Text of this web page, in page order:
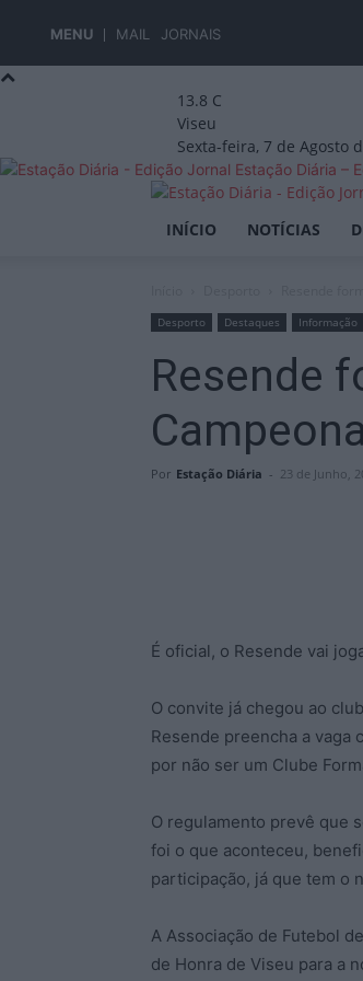
MENU MAIL JORNAIS
13.8 C
Viseu
Sexta-feira, 7 de Agosto
Estação Diária –
INÍCIO NOTÍCIAS
Desporto Destaques Informação
Resende
Por Estação Diária - 23 de Junho,
É oficial, o Resende vai
O convite já chegou ao
Resende preencha a vaga
por não ser um Clube
O regulamento prevê que
foi o que aconteceu,
participação, já que tem o
A Associação de Futebol
de Honra de Viseu para a